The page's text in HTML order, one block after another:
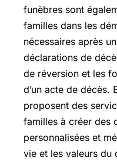
funèbres sont
familles dans les
nécessaires après
déclarations de
de réversion et les
d’un acte de décès.
proposent des
familles à créer des
personnalisées et
vie et les valeurs du